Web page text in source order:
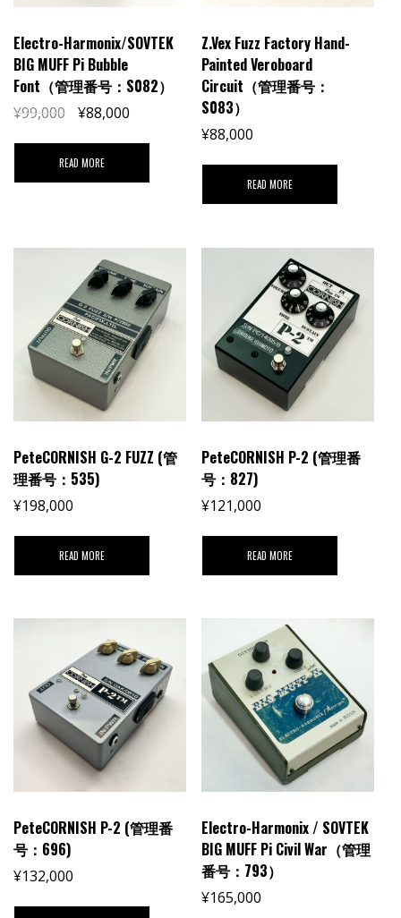
Electro-Harmonix/SOVTEK
BIG MUFF Pi Bubble
Font（管理番号：S082）
¥99,000 ¥88,000
READ MORE
Z.Vex Fuzz Factory Hand-
Painted Veroboard
Circuit（管理番号：
S083）
¥88,000
READ MORE
PeteCORNISH G-2 FUZZ (管
理番号：535)
¥198,000
READ MORE
PeteCORNISH P-2 (管理番
号：827)
¥121,000
READ MORE
PeteCORNISH P-2 (管理番
号：696)
¥132,000
Electro-Harmonix / SOVTEK
BIG MUFF Pi Civil War（管理
番号：793）
¥165,000